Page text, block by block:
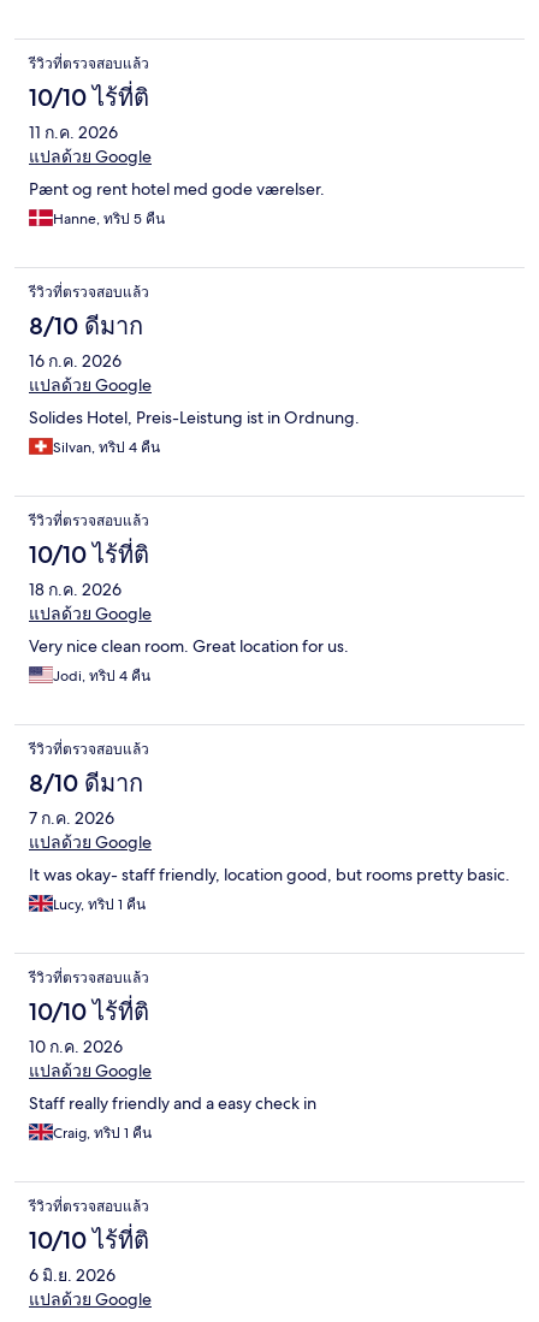
รีวิวที่ตรวจสอบแล้ว
10/10 ไร้ที่ติ
11 ก.ค. 2026
แปลด้วย Google
Pænt og rent hotel med gode værelser.
Hanne, ทริป 5 คืน
รีวิวที่ตรวจสอบแล้ว
8/10 ดีมาก
16 ก.ค. 2026
แปลด้วย Google
Solides Hotel, Preis-Leistung ist in Ordnung.
Silvan, ทริป 4 คืน
รีวิวที่ตรวจสอบแล้ว
10/10 ไร้ที่ติ
18 ก.ค. 2026
แปลด้วย Google
Very nice clean room. Great location for us.
Jodi, ทริป 4 คืน
รีวิวที่ตรวจสอบแล้ว
8/10 ดีมาก
7 ก.ค. 2026
แปลด้วย Google
It was okay- staff friendly, location good, but rooms pretty basic.
Lucy, ทริป 1 คืน
รีวิวที่ตรวจสอบแล้ว
10/10 ไร้ที่ติ
10 ก.ค. 2026
แปลด้วย Google
Staff really friendly and a easy check in
Craig, ทริป 1 คืน
รีวิวที่ตรวจสอบแล้ว
10/10 ไร้ที่ติ
6 มิ.ย. 2026
แปลด้วย Google